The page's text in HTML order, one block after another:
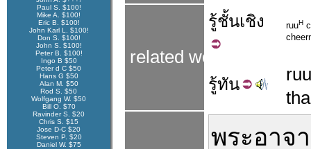
Paul S. $100!
Mike A. $100!
Eric B. $100!
John Karl L. $100!
Don S. $100!
John S. $100!
Peter B. $100!
Ingo B $50
Peter d C $50
Hans G $50
Alan M. $50
Rod S. $50
Wolfgang W. $50
Bill O. $70
Ravinder S. $20
Chris S. $15
Jose D-C $20
Steven P. $20
Daniel W. $75
related words
รู้ชั้นเชิง ruuH
รู้ทัน
ruu
พระอาจ